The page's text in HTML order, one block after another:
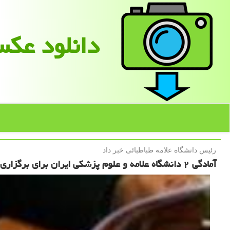
دانلود
رئیس دانشگاه علامه طباطبائی خبر داد
آمادگی ۲ دانشگاه علامه و علوم پزشكی ایران برای برگزاری دوره های مشترك